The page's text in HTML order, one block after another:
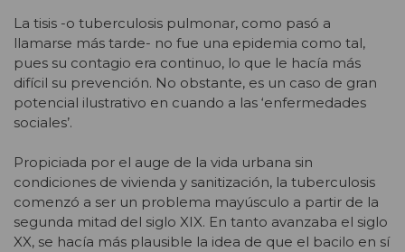
La tisis -o tuberculosis pulmonar, como pasó a
llamarse más tarde- no fue una epidemia como tal,
pues su contagio era continuo, lo que le hacía más
difícil su prevención. No obstante, es un caso de gran
potencial ilustrativo en cuando a las ‘enfermedades
sociales’.
Propiciada por el auge de la vida urbana sin
condiciones de vivienda y sanitización, la tuberculosis
comenzó a ser un problema mayúsculo a partir de la
segunda mitad del siglo XIX. En tanto avanzaba el siglo
XX, se hacía más plausible la idea de que el bacilo en sí